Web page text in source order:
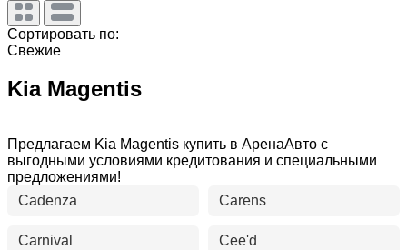
Сортировать по:
Свежие
Kia Magentis
Предлагаем Kia Magentis купить в АренаАвто с
выгодными условиями кредитования и специальными
предложениями!
Cadenza
Carens
Carnival Cee'd